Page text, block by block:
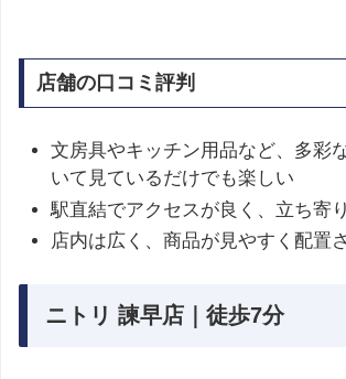
店舗の口コミ評判
文房具やキッチン用品など、多彩
いて見ているだけでも楽しい
駅直結でアクセスが良く、立ち寄
店内は広く、商品が見やすく配置
ニトリ 諫早店｜徒歩7分